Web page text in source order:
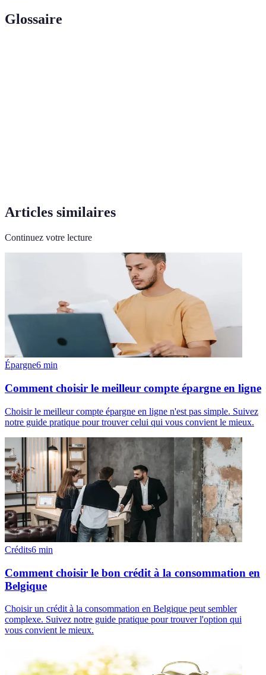
Glossaire
Articles similaires
Continuez votre lecture
Épargne6 min
Comment choisir le meilleur compte épargne en ligne
Choisir le meilleur compte épargne en ligne n'est pas simple. Suivez
notre guide pratique pour trouver celui qui vous convient le mieux.
Crédits6 min
Comment choisir le bon crédit à la consommation en
Belgique
Choisir un crédit à la consommation en Belgique peut sembler
complexe. Suivez notre guide pratique pour trouver l'option qui
vous convient le mieux.